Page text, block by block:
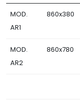
MOD.
AR1
860x380
MOD.
AR2
860x780